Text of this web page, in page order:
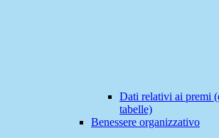
Dati relativi ai premi
tabelle)
Benessere organizzativo